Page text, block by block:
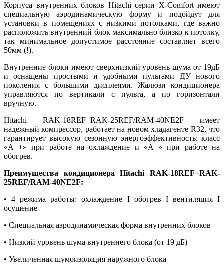
Корпуса внутренних блоков Hitachi серии X-Comfort имеют
специальную аэродинамическую форму и подойдут для
установки в помещениях с низкими потолками, где важно
расположить внутренний блок максимально близко к потолку,
так минимальное допустимое расстояние составляет всего
50мм (!).
Внутренние блоки имеют сверхнизкий уровень шума от 19дБ
и оснащены простыми и удобными пультами ДУ нового
поколения с большими дисплеями. Жалюзи кондиционера
управляются по вертикали с пульта, а по горизонтали
вручную.
Hitachi RAK-18REF+RAK-25REF/RAM-40NE2F имеет
надежный компрессор, работает на новом хладагенте R32, что
гарантирует высокую сезонную энергоэффективность: класс
«А++» при работе на охлаждение и «А+» при работе на
обогрев.
Преимущества кондиционера Hitachi RAK-18REF+RAK-
25REF/RAM-40NE2F:
• 4 режима работы: охлаждение I обогрев I вентиляция I
осушение
• Специальная аэродинамическая форма внутренних блоков
• Низкий уровень шума внутреннего блока (от 19 дБ)
• Увеличенная шумоизоляция наружного блока